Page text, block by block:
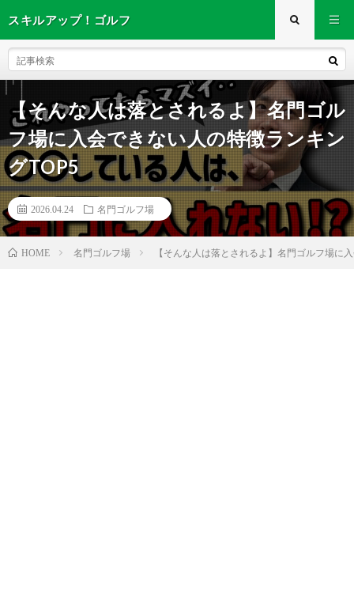
スキルアップ！ゴルフ
【そんな人は落とされるよ】名門ゴル
フ場に入会できない人の特徴ランキン
グTOP5
2026.04.24 名門ゴルフ場
HOME 名門ゴルフ場 【そんな人は落とされるよ】名門ゴルフ場に